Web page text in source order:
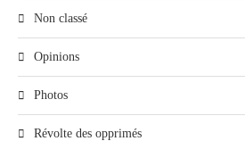
Non classé
Opinions
Photos
Révolte des opprimés